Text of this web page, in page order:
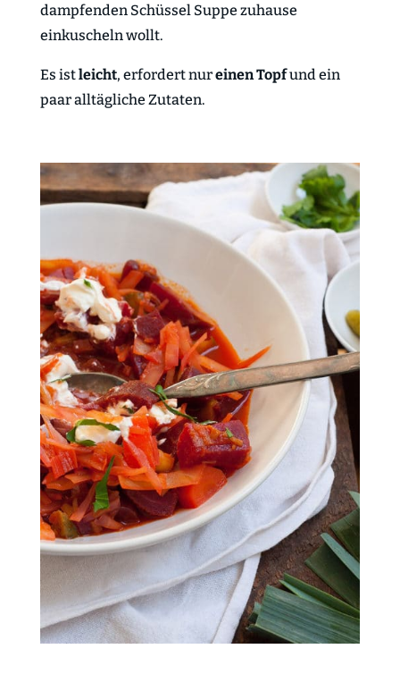
dampfenden Schüssel Suppe zuhause
einkuscheln wollt.
Es istleicht, erfordert nureinen Topfund ein
paar alltägliche Zutaten.